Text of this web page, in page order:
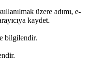
üzere adımı, e-
kaydet.
bilgilendir.